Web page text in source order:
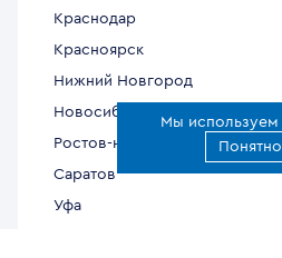
Краснодар
Красноярск
Нижний Новгород
Новосибирск
Ростов-на-Дону
Саратов
Уфа
Мы используем
Понятно